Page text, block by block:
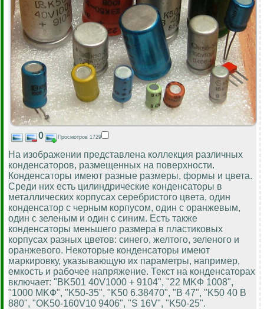
0 Просмотров 1729
На изображении представлена коллекция различных
конденсаторов, размещенных на поверхности.
Конденсаторы имеют разные размеры, формы и цвета.
Среди них есть цилиндрические конденсаторы в
металлических корпусах серебристого цвета, один
конденсатор с черным корпусом, один с оранжевым,
один с зеленым и один с синим. Есть также
конденсаторы меньшего размера в пластиковых
корпусах разных цветов: синего, желтого, зеленого и
оранжевого. Некоторые конденсаторы имеют
маркировку, указывающую их параметры, например,
емкость и рабочее напряжение. Текст на конденсаторах
включает: "BK501 40V1000 + 9104", "22 MKФ 1008",
"1000 MKФ", "K50-35", "K50 6.38470", "B 47", "K50 40 B
880", "OK50-160V10 9406", "S 16V", "K50-25".